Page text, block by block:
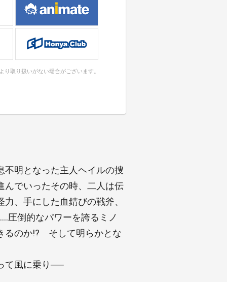
り取り扱いがない場合がございます。
明となった主人ヘイルの捜
んでいったその時、二人は伝
、手にした血錆びの戦斧、
圧倒的なパワーを誇るミノ
るのか!? そして明らかとな
て風に乗り──